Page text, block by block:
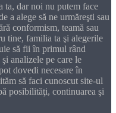
ta, dar noi nu putem face
a alege să ne urmăreşti sau
conformism, teamă sau
tine, familia ta şi alegerile
să fii în primul rând
analizele pe care le
dovedi necesare în
să faci cunoscut site-ul
posibilităţi, continuarea şi